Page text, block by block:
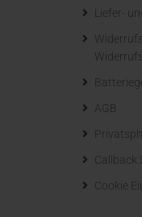
Liefer-
AGB
Callback
Cookie